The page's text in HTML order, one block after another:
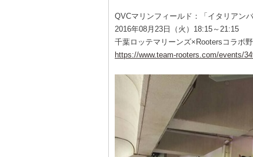
QVCマリンフィールド：「イタリアンバ
2016年08月23日（火）18:15～21:15
千葉ロッテマリーンズ×Rootersコラボ
https://www.team-rooters.com/events/